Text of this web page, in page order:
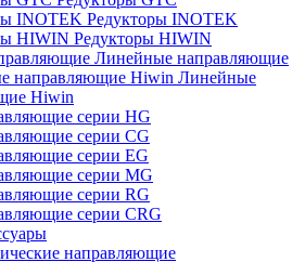
Редукторы INOTEK
Редукторы HIWIN
Линейные направляющие
Линейные
Hiwin
серии HG
серии CG
серии EG
серии MG
серии RG
серии CRG